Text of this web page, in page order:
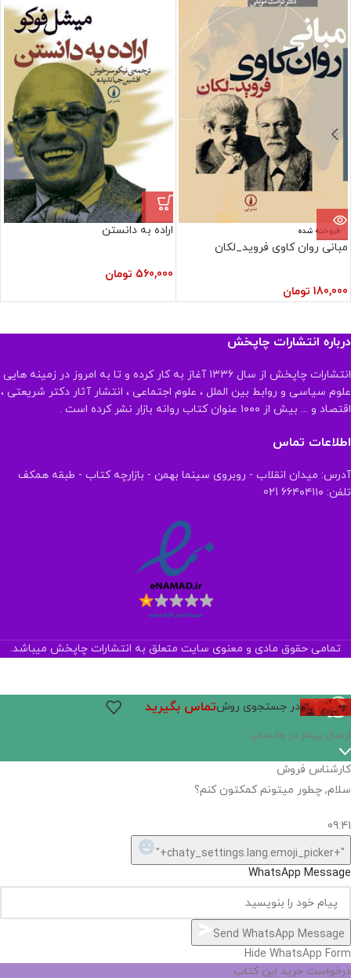
فروخته شده
مبانی روان کاوی فروید_لکان
180,000 تومان
اراده به دانستن
560,000 تومان
درباره انتشارات چاپخش
انتشارات چاپخش از سال ۱۳۳۶ آغاز به کار کرده و تا به امروز در زمینه هایی
علوم سیاسی و روابط بین الملل ، علوم اجتماعی ، انتشار آثار دکتر شریعتی ،
اقتصاد و ... بیش از ۱۰۰۰ عنوان کتاب روانه بازار نشر کرده است .
اطلاعات تماس
آدرس: میدان انقلاب - روبروی سینما بهمن - بازارچه کتاب - طبقه همکف
تلفن: ۶۶۴۰۴۱۱۰ 021
تمامی حقوق مادی و معنوی سایت متعلق به انتشارات چاپخش میباشد.
در جستجوی روشتماس بگیرید
ارسال پیام در واتساپ
کارشناس فروش
سلام, چطور میتونم کمکتون کنم؟
09:41
"+chaty_settings.lang.emoji_picker+"
WhatsApp Message
Send WhatsApp Message
Hide WhatsApp Form
درخواست خرید این کتاب